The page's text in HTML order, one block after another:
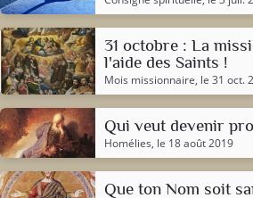
31 octobre : La
l'aide des Saints !
Mois missionnaire, le 31 oct.
Qui veut devenir
Homélies, le 18 août 2019
Que ton Nom soit